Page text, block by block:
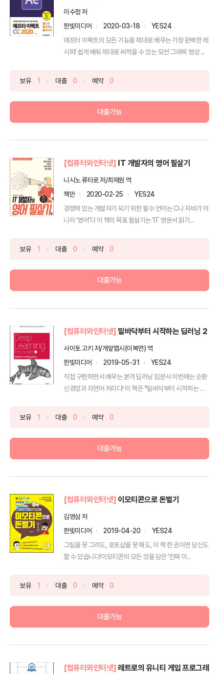
이수정 저
한빛미디어
2020-03-18
YES24
애프터 이펙트의 모든 기능을 제대로 배우는 가장 완벽한 레
시피! 쉽게 배워 제대로 써먹을 수 있는 모션 그래픽 영상 ...
보유 1 대출 0 예약 0
대출가능
[컴퓨터와인터넷] IT 개발자의 영어 필살기
니시노 류타로 저/최재원 역
책만
2020-02-25
YES24
경쟁력 있는 개발자가 되기 위한 필수 언어는 C나 자바가 아
니라 ‘영어’다 이 책의 목표 필살기는 ‘IT 영문서 읽기...
보유 1 대출 0 예약 0
대출가능
[컴퓨터와인터넷] 밑바닥부터 시작하는 딥러닝 2
사이토 고키 저/개앞맵시(이복연) 역
한빛미디어
2019-05-31
YES24
직접 구현하면서 배우는 본격 딥러닝 입문서 이번에는 순환
신경망과 자연어 처리다! 이 책은 『밑바닥부터 시작하는 딥
보유 1 대출 0 예약 0
대출가능
[컴퓨터와인터넷] 이모티콘으로 돈벌기
김영삼 저
한빛미디어
2019-04-20
YES24
그림을 못 그려도, 포토샵을 못 해도, 이 책 한 권이면 당신도
할 수 있습니다!이모티콘의 모든 것을 담은 ‘진짜 이...
보유 1 대출 0 예약 0
대출가능
[컴퓨터와인터넷] 레트로의 유니티 게임 프로그래